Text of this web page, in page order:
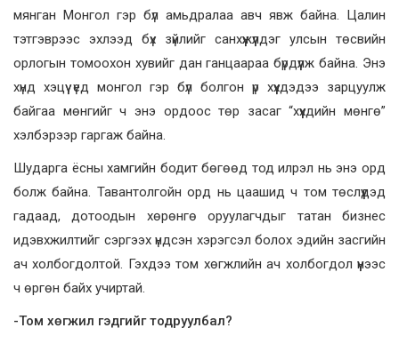
мянган Монгол гэр бүл амьдралаа авч явж байна. Цалин
тэтгэврээс эхлээд бүх зүйлийг санхүүжүүлдэг улсын төсвийн
орлогын томоохон хувийг дан ганцаараа бүрдүүлж байна. Энэ
хүнд хэцүү үед монгол гэр бүл болгон үр хүүхдэдээ зарцуулж
байгаа мөнгийг ч энэ ордоос төр засаг “хүүхдийн мөнгө”
хэлбэрээр гаргаж байна.
Шударга ёсны хамгийн бодит бөгөөд тод илрэл нь энэ орд
болж байна. Тавантолгойн орд нь цаашид ч том төслүүдэд
гадаад, дотоодын хөрөнгө оруулагчдыг татан бизнес
идэвхжилтийг сэргээх үндсэн хэрэгсэл болох эдийн засгийн
ач холбогдолтой. Гэхдээ том хөгжлийн ач холбогдол үүнээс
ч өргөн байх учиртай.
-Том хөгжил гэдгийг тодруулбал?